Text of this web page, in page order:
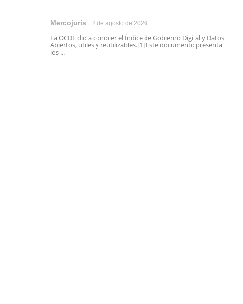
Mercojuris 2 de agosto de 2026
La OCDE dio a conocer el Índice de Gobierno Digital y Datos
Abiertos, útiles y reutilizables.[1] Este documento presenta
los ...